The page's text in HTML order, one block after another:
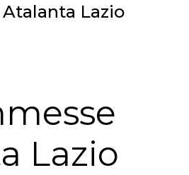
Lazio
Lazio